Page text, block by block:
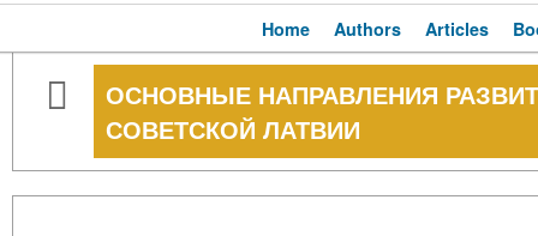
Home Authors Articles
ОСНОВНЫЕ НАПРАВЛЕНИЯ
СОВЕТСКОЙ ЛАТВИИ